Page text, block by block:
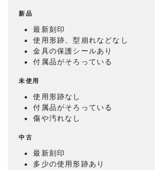
新品
最新刻印
使用形跡、型崩れなどなし
金具の保護シールあり
付属品がそろっている
未使用
使用形跡なし
付属品がそろっている
傷や汚れなし
中古
最新刻印
多少の使用形跡あり